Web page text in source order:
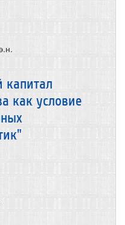
капитал
как условие